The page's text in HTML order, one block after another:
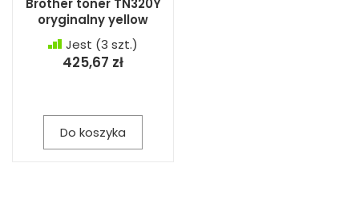
Brother toner TN320Y
oryginalny yellow
Jest (3 szt.)
425,67 zł
Do koszyka